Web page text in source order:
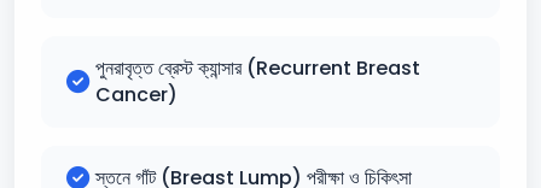
পুনরাবৃত্ত ব্রেস্ট ক্যান্সার (Recurrent Breast
Cancer)
স্তনে গাঁট (Breast Lump) পরীক্ষা ও চিকিৎসা